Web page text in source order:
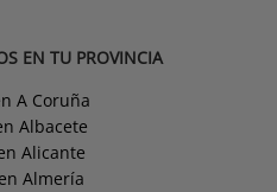
EN TU PROVINCIA
A Coruña
Albacete
Alicante
Almería